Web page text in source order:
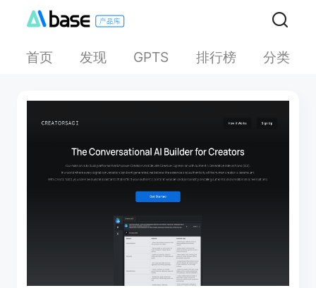
首页 发现 GPTS 排行榜 分类